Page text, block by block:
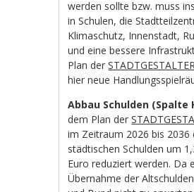
werden sollte bzw. muss
in Schulen, die
Klimaschutz, Innenstadt,
und eine bessere
Plan der
hier neue
Abbau Schulden (Spalte
dem Plan der
im Zeitraum 2026 bis 2036
städtischen Schulden um
Euro reduziert werden. Da
Übernahme der